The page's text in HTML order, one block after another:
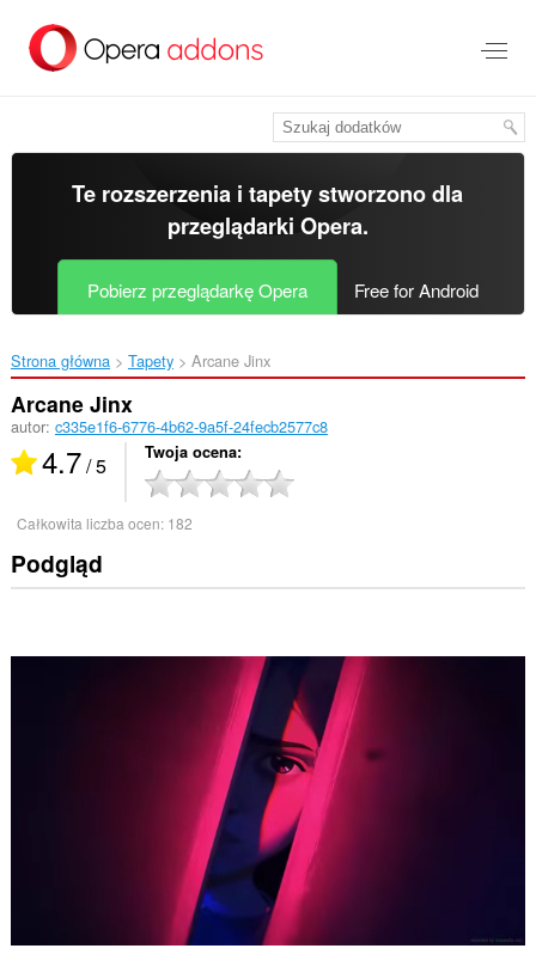
treści
Te rozszerzenia i tapety stworzono dla
przeglądarki Opera.
Pobierz przeglądarkę Opera Free for Android
Strona główna Tapety Arcane Jinx‎
Arcane Jinx
autor: c335e1f6-6776-4b62-9a5f-24fecb2577c8
4.7/ 5 Twoja ocena
Całkowita liczba ocen: 182
Podgląd